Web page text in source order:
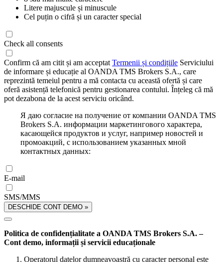
Litere majuscule și minuscule
Cel puțin o cifră și un caracter special
Check all consents
Confirm că am citit și am acceptat Termenii și condițiile Serviciului
de informare și educație al OANDA TMS Brokers S.A., care
reprezintă temeiul pentru a mă contacta cu această ofertă și care
oferă asistență telefonică pentru gestionarea contului. Înțeleg că mă
pot dezabona de la acest serviciu oricând.
Я даю согласие на получение от компании OANDA TMS
Brokers S.A. информации маркетингового характера,
касающейся продуктов и услуг, например новостей и
промоакций, с использованием указанных мной
контактных данных:
E-mail
SMS/MMS
DESCHIDE CONT DEMO »
Politica de confidențialitate a OANDA TMS Brokers S.A. –
Cont demo, informații și servicii educaționale
Operatorul datelor dumneavoastră cu caracter personal este